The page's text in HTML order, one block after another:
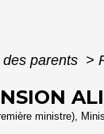
parents >
ministre),